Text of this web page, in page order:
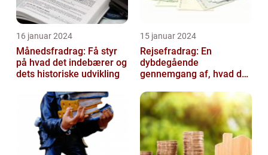
16 januar 2024
Månedsfradrag: Få styr
på hvad det indebærer og
dets historiske udvikling
15 januar 2024
Rejsefradrag: En
dybdegående
gennemgang af, hvad du